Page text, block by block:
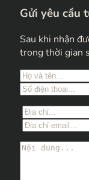
Gửi yêu cầu
Sau khi nhận
trong thời gian